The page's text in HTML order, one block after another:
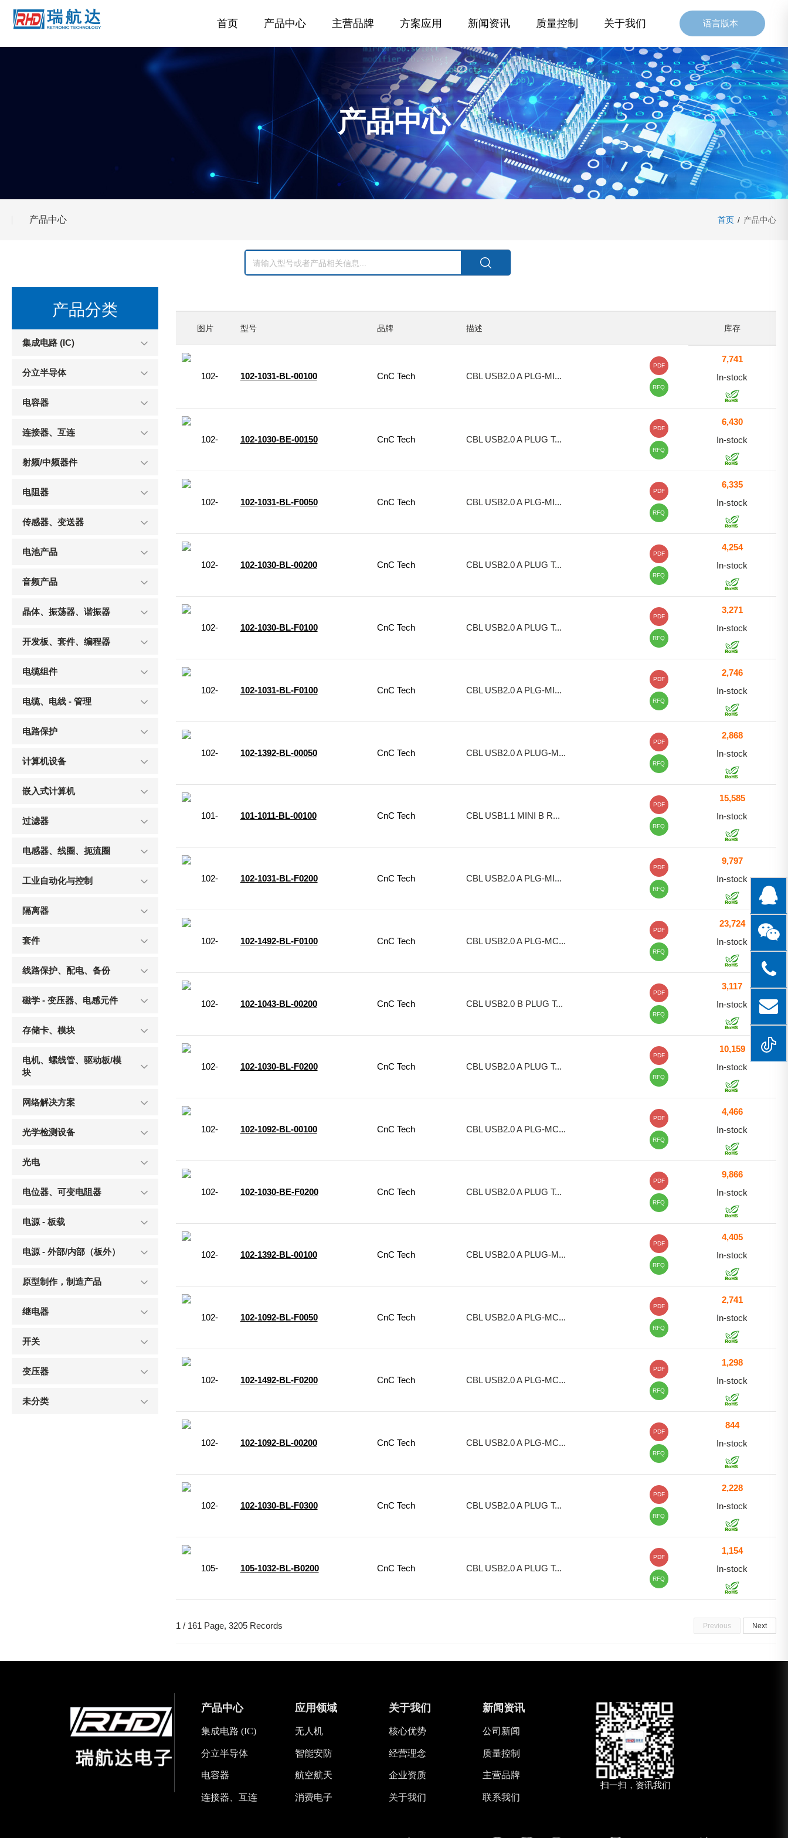
首页 产品中心 主营品牌 方案应用 新闻资讯 质量控制 关于我们 语言版本
产品中心
产品中心 首页 / 产品中心
产品分类
集成电路 (IC)
分立半导体
电容器
连接器、互连
射频/中频器件
电阻器
传感器、变送器
电池产品
音频产品
晶体、振荡器、谐振器
开发板、套件、编程器
电缆组件
电缆、电线 - 管理
电路保护
计算机设备
嵌入式计算机
过滤器
电感器、线圈、扼流圈
工业自动化与控制
隔离器
套件
线路保护、配电、备份
磁学 - 变压器、电感元件
存储卡、模块
电机、螺线管、驱动板/模
块
网络解决方案
光学检测设备
光电
电位器、可变电阻器
电源 - 板载
电源 - 外部/内部（板外）
原型制作，制造产品
继电器
开关
变压器
未分类
图片 型号 品牌 描述 库存
102-1031-BL-00100 CnC Tech CBL USB2.0 A PLG-MI...
PDF
RFQ
7,741
In-stock
102-1030-BE-00150 CnC Tech CBL USB2.0 A PLUG T...
PDF
RFQ
6,430
In-stock
102-1031-BL-F0050 CnC Tech CBL USB2.0 A PLG-MI...
PDF
RFQ
6,335
In-stock
102-1030-BL-00200 CnC Tech CBL USB2.0 A PLUG T...
PDF
RFQ
4,254
In-stock
102-1030-BL-F0100 CnC Tech CBL USB2.0 A PLUG T...
PDF
RFQ
3,271
In-stock
102-1031-BL-F0100 CnC Tech CBL USB2.0 A PLG-MI...
PDF
RFQ
2,746
In-stock
102-1392-BL-00050 CnC Tech CBL USB2.0 A PLUG-M...
PDF
RFQ
2,868
In-stock
101-1011-BL-00100 CnC Tech CBL USB1.1 MINI B R...
PDF
RFQ
15,585
In-stock
102-1031-BL-F0200 CnC Tech CBL USB2.0 A PLG-MI...
PDF
RFQ
9,797
In-stock
102-1492-BL-F0100 CnC Tech CBL USB2.0 A PLG-MC...
PDF
RFQ
23,724
In-stock
102-1043-BL-00200 CnC Tech CBL USB2.0 B PLUG T...
PDF
RFQ
3,117
In-stock
102-1030-BL-F0200 CnC Tech CBL USB2.0 A PLUG T...
PDF
RFQ
10,159
In-stock
102-1092-BL-00100 CnC Tech CBL USB2.0 A PLG-MC...
PDF
RFQ
4,466
In-stock
102-1030-BE-F0200 CnC Tech CBL USB2.0 A PLUG T...
PDF
RFQ
9,866
In-stock
102-1392-BL-00100 CnC Tech CBL USB2.0 A PLUG-M...
PDF
RFQ
4,405
In-stock
102-1092-BL-F0050 CnC Tech CBL USB2.0 A PLG-MC...
PDF
RFQ
2,741
In-stock
102-1492-BL-F0200 CnC Tech CBL USB2.0 A PLG-MC...
PDF
RFQ
1,298
In-stock
102-1092-BL-00200 CnC Tech CBL USB2.0 A PLG-MC...
PDF
RFQ
844
In-stock
102-1030-BL-F0300 CnC Tech CBL USB2.0 A PLUG T...
PDF
RFQ
2,228
In-stock
105-1032-BL-B0200 CnC Tech CBL USB2.0 A PLUG T...
PDF
RFQ
1,154
In-stock
1 / 161 Page, 3205 Records Previous Next
扫一扫，资讯我们
产品中心
集成电路 (IC)
分立半导体
电容器
连接器、互连
应用领域
无人机
智能安防
航空航天
消费电子
关于我们
核心优势
经营理念
企业资质
关于我们
新闻资讯
公司新闻
质量控制
主营品牌
联系我们